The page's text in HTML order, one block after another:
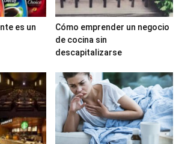
es un
Cómo emprender un negocio
de cocina sin
descapitalizarse